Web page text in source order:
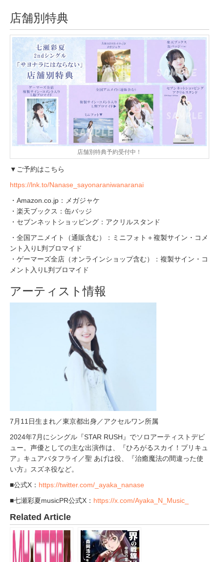
店舗別特典
店舗別特典予約受付中！
▼ご予約はこちら
https://lnk.to/Nanase_sayonaraniwanaranai
・Amazon.co.jp：メガジャケ
・楽天ブックス：缶バッジ
・セブンネットショッピング：アクリルスタンド
・全国アニメイト（通販含む）：ミニフォト＋複製サイン・コメ
ント入りL判ブロマイド
・ゲーマーズ全店（オンラインショップ含む）：複製サイン・コ
メント入りL判ブロマイド
アーティスト情報
7月11日生まれ／東京都出身／アクセルワン所属
2024年7月にシングル『STAR RUSH』でソロアーティストデビ
ュー。声優としての主な出演作は、『ひろがるスカイ！プリキュ
ア』キュアバタフライ／聖 あげは役、『治癒魔法の間違った使
い方』スズネ役など。
■公式X： https://twitter.com/_ayaka_nanase
■七瀬彩夏musicPR公式X： https://x.com/Ayaka_N_Music_
Related Article